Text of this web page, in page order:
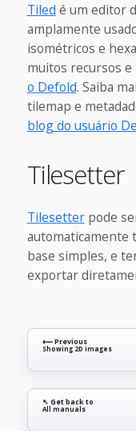
Tiled é um editor
amplamente
isométricos e
muitos recursos e
o Defold. Saiba
tilemap e
blog do usuário
Tilesetter
Tilesetterpode
automaticamente
base simples, e
exportar
⟵ Previous
Showing 2D images
↖ Get back to
All manuals